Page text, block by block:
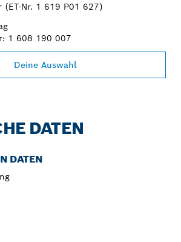
(ET-Nr. 1 619 P01 627)
1 608 190 007
Deine Auswahl
DATEN
DATEN